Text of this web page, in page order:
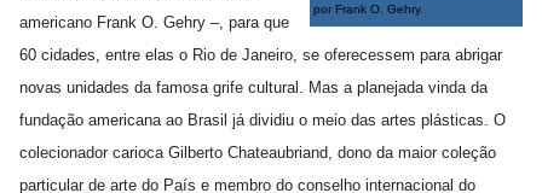
por Frank O. Gehry.
americano Frank O. Gehry –, para que
60 cidades, entre elas o Rio de Janeiro, se oferecessem para abrigar
novas unidades da famosa grife cultural. Mas a planejada vinda da
fundação americana ao Brasil já dividiu o meio das artes plásticas. O
colecionador carioca Gilberto Chateaubriand, dono da maior coleção
particular de arte do País e membro do conselho internacional do